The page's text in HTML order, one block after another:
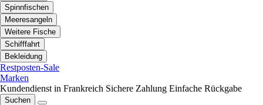
Spinnfischen
Meeresangeln
Weitere Fische
Schifffahrt
Bekleidung
Restposten-Sale
Marken
Kundendienst in Frankreich Sichere Zahlung Einfache Rückgabe
Suchen